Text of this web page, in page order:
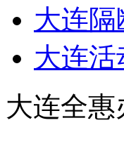
大连
大连
大连